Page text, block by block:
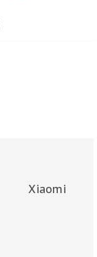
Xiaomi